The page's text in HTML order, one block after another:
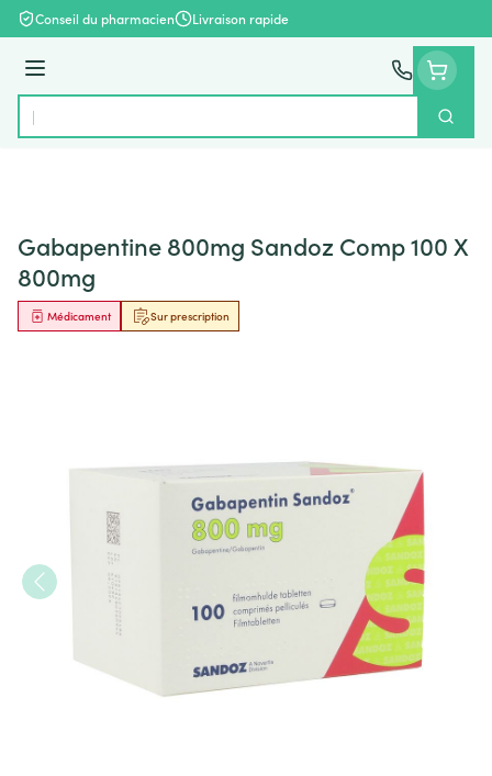
Aller au contenu
Conseil du pharmacien Livraison rapide
Menu
Rechercher
Gabapentine 800mg Sandoz Comp 100 X
800mg
Sur prescription
Médicament